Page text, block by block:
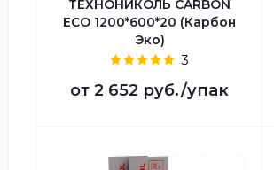
ТЕХНОНИКОЛЬ CARBON
ECO 1200*600*20 (Карбон
Эко)
3
от 2 652 руб./упак